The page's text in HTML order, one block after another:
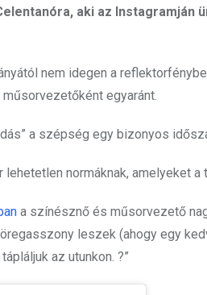
aki az
nem idegen a
egyaránt.
a szépség egy bizonyos
normáknak, amelyeket a
a színésznő és műsorvezető
leszek (ahogy egy
az utunkon. ?”